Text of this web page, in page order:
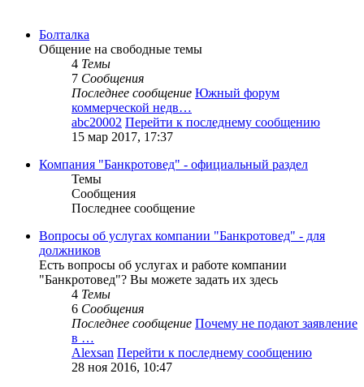
Болталка
Общение на свободные темы
4 Темы
7 Сообщения
Последнее сообщение Южный форум
коммерческой недв…
abc20002 Перейти к последнему сообщению
15 мар 2017, 17:37
Компания "Банкротовед" - официальный раздел
Темы
Сообщения
Последнее сообщение
Вопросы об услугах компании "Банкротовед" - для
должников
Есть вопросы об услугах и работе компании
"Банкротовед"? Вы можете задать их здесь
4 Темы
6 Сообщения
Последнее сообщение Почему не подают заявление
в …
Alexsan Перейти к последнему сообщению
28 ноя 2016, 10:47